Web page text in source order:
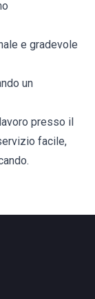
e gradevole
un
presso il
facile,